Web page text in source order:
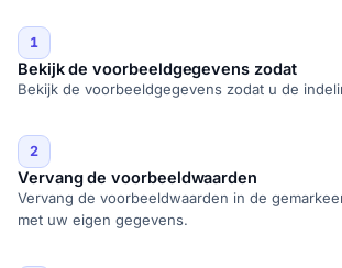
1
Bekijk de voorbeeldgegevens zodat
Bekijk de voorbeeldgegevens zodat u de
2
Vervang de voorbeeldwaarden
Vervang de voorbeeldwaarden in de
met uw eigen gegevens.